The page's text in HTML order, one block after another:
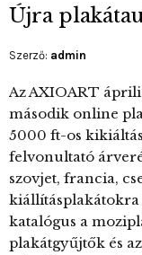
Újra
Szerző: admin
Az AXIOART
második online
5000 ft-os
felvonultató
szovjet, francia,
katalógus a
plakátgyűjtők és